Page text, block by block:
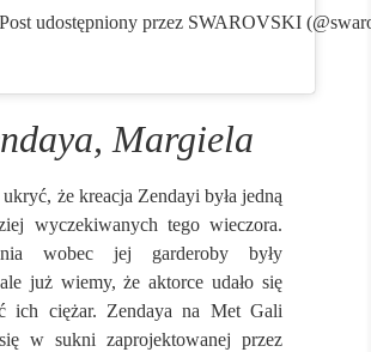
Post udostępniony przez SWAROVSKI
Margiela
że kreacja Zendayi była jedną
wyczekiwanych tego wieczora.
wobec jej garderoby były
już wiemy, że aktorce udało się
ich ciężar. Zendaya na Met Gali
w sukni zaprojektowanej przez